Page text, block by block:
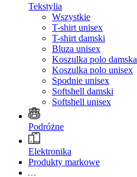
Tekstylia
Wszystkie
T-shirt unisex
T-shirt damski
Bluza unisex
Koszulka polo damska
Koszulka polo unisex
Spodnie unisex
Softshell damski
Softshell unisex
Podróżne
Elektronika
Produkty markowe